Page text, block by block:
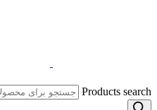
Products search